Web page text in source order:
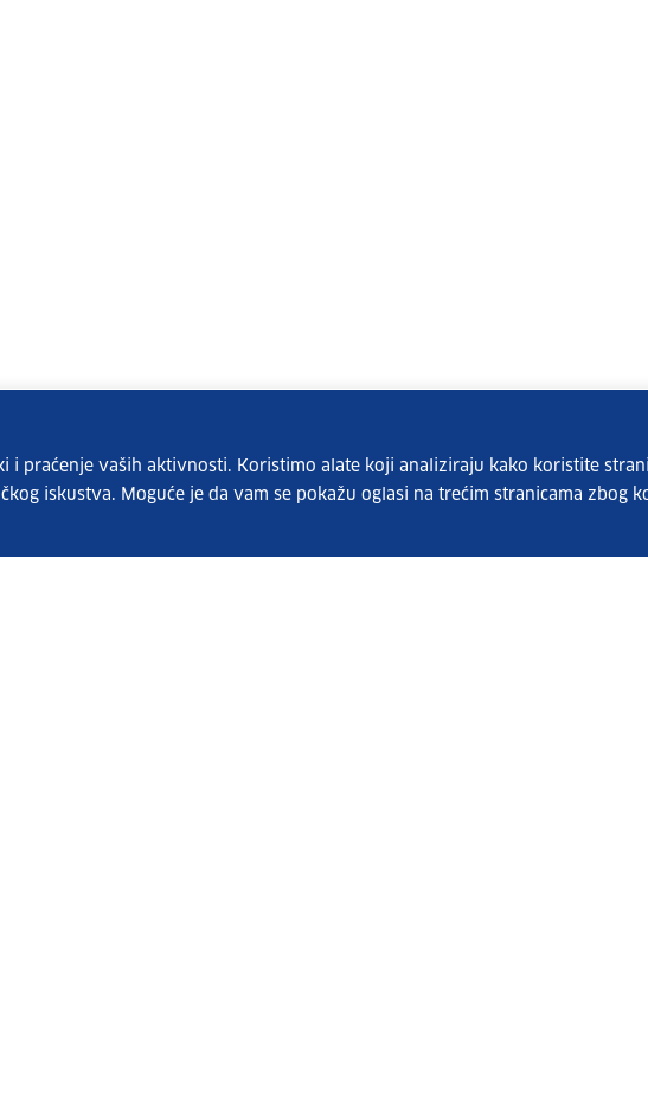
i praćenje vaših aktivnosti. Koristimo alate koji analiziraju kako koristite
iskustva. Moguće je da vam se pokažu oglasi na trećim stranicama zbog